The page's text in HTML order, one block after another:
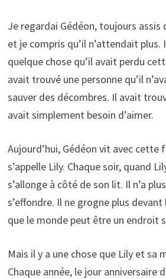
Je regardai Gédéon, toujours
et je compris qu’il n’attendait
quelque chose qu’il avait perdu
avait trouvé une personne qu’il
sauver des décombres. Il avait
avait simplement besoin d’aimer.
Aujourd’hui, Gédéon vit avec
s’appelle Lily. Chaque soir, quand
s’allonge à côté de son lit. Il n’a
s’effondre. Il ne grogne plus
que le monde peut être un endroit
Mais il y a une chose que Lily et sa
Chaque année, le jour anniversaire